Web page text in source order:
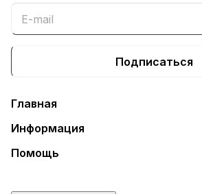
Подписаться
Главная
Информация
Помощь